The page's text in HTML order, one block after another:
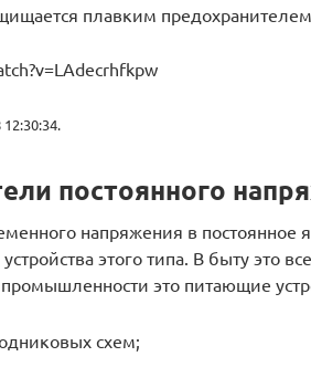
плавким
постоянного
напряжения в постоянное
этого типа. В быту это
это питающие
схем;